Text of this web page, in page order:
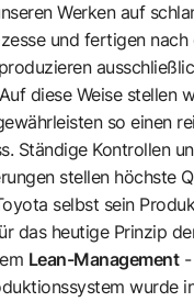
Werken auf
und fertigen nach
diese Weise stellen
so einen
Ständige Kontrollen
stellen höchste
selbst sein
das heutige Prinzip
Lean-Management-
wurde